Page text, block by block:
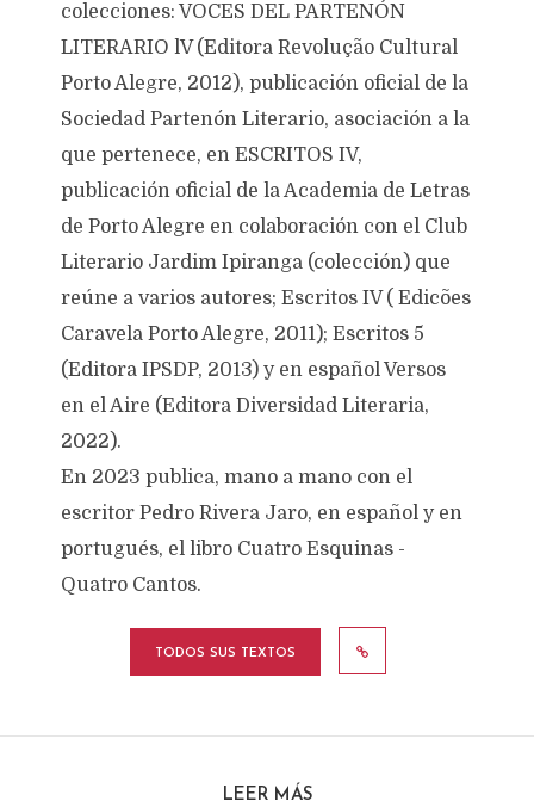
colecciones: VOCES DEL PARTENÓN
LITERARIO lV (Editora Revolução Cultural
Porto Alegre, 2012), publicación oficial de la
Sociedad Partenón Literario, asociación a la
que pertenece, en ESCRITOS IV,
publicación oficial de la Academia de Letras
de Porto Alegre en colaboración con el Club
Literario Jardim Ipiranga (colección) que
reúne a varios autores; Escritos IV ( Edicões
Caravela Porto Alegre, 2011); Escritos 5
(Editora IPSDP, 2013) y en español Versos
en el Aire (Editora Diversidad Literaria,
2022).
En 2023 publica, mano a mano con el
escritor Pedro Rivera Jaro, en español y en
portugués, el libro Cuatro Esquinas -
Quatro Cantos.
TODOS SUS TEXTOS
LEER MÁS